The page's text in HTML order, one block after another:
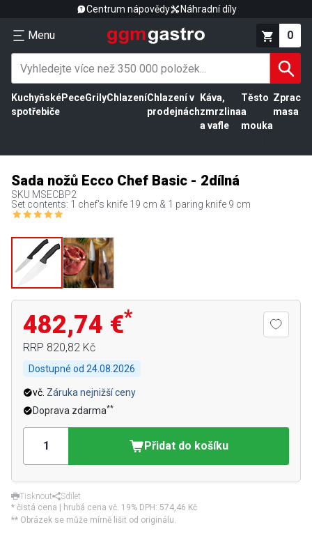
Centrum nápovědy Náhradní díly
Menu 0
Kuchyňské
spotřebiče
PeceGrilyChlazeníChlazení v
prodejnách
Káva,
zmrzlina
a vafle
Těsto
a
mouka
masa
Sada nožů Ecco Chef Basic - 2dílná
SKU MSECBP2
Set contents: 1 chef's knife 19 cm & 1 paring knife 9 cm
482,74 €*
RRP 820,82 Kč
Dostupné od 24.08.2026
vč. Záruka nejnižší ceny
Doprava zdarma**
Přidat do košíku
Tisknout
Sdílet
* čistá cena | hrubá cena vč. 19% DPH: 574,46 Kč
** Obrázek se může mírně lišit od originálu.